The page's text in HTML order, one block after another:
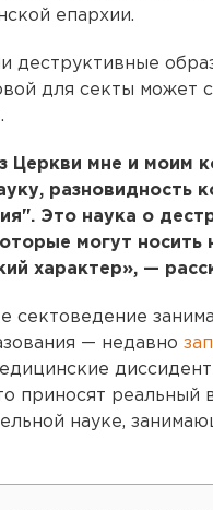
епархии.
деструктивные
для секты может
Церкви мне и моим
разновидность
Это наука о
могут носить
характер», —
сектоведение
— недавно
приносят реальный
науке,